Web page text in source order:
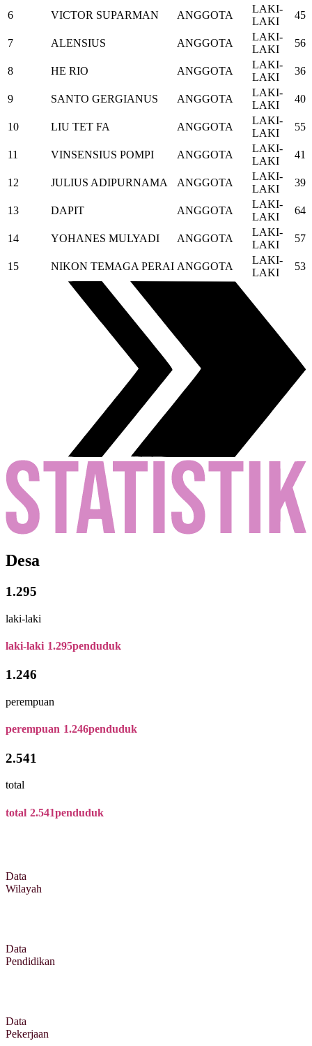
6 VICTOR SUPARMAN ANGGOTA
LAKI-
LAKI
45
7 ALENSIUS ANGGOTA
LAKI-
LAKI
56
8 HE RIO ANGGOTA
LAKI-
LAKI
36
9 SANTO GERGIANUS ANGGOTA
LAKI-
LAKI
40
10 LIU TET FA ANGGOTA
LAKI-
LAKI
55
11 VINSENSIUS POMPI ANGGOTA
LAKI-
LAKI
41
12 JULIUS ADIPURNAMA ANGGOTA
LAKI-
LAKI
39
13 DAPIT ANGGOTA
LAKI-
LAKI
64
14 YOHANES MULYADI ANGGOTA
LAKI-
LAKI
57
15 NIKON TEMAGA PERAI ANGGOTA
LAKI-
LAKI
53
Desa
1.295
laki-laki
laki-laki 1.295penduduk
1.246
perempuan
perempuan 1.246penduduk
2.541
total
total 2.541penduduk
Data
Wilayah
Data
Pendidikan
Data
Pekerjaan